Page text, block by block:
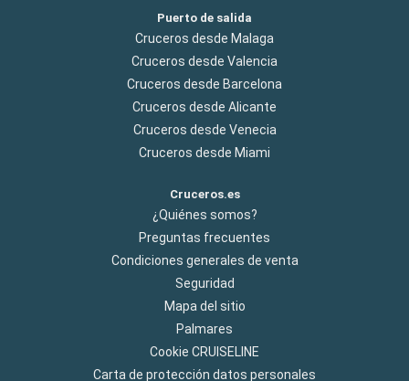
Puerto de salida
Cruceros desde Malaga
Cruceros desde Valencia
Cruceros desde Barcelona
Cruceros desde Alicante
Cruceros desde Venecia
Cruceros desde Miami
Cruceros.es
¿Quiénes somos?
Preguntas frecuentes
Condiciones generales de venta
Seguridad
Mapa del sitio
Palmares
Cookie CRUISELINE
Carta de protección datos personales